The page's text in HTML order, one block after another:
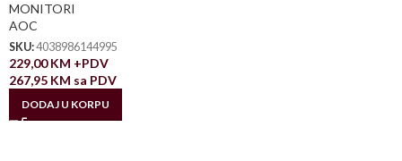
MONITORI
AOC
SKU:4038986144995
229,00KM +PDV
267,95 KM sa PDV
DODAJ U KORPU